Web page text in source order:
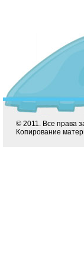
© 2011. Все права
Копирование